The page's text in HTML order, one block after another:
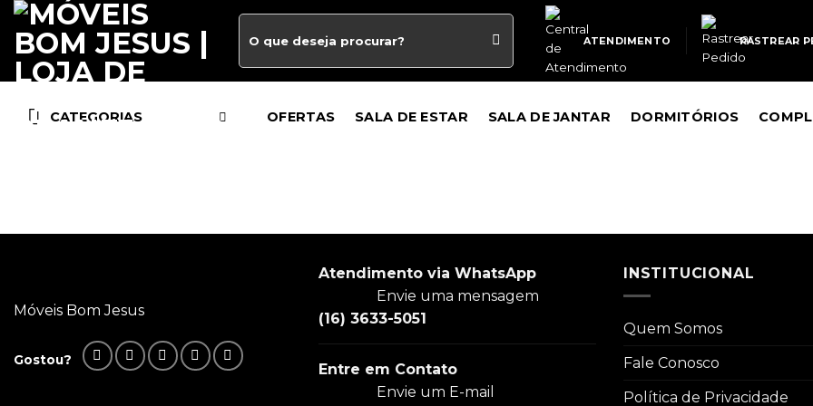
ATENDIMENTO RASTREAR
CATEGORIAS OFERTAS SALA DE ESTAR SALA DE JANTAR DORMITÓRIOS
Móveis Bom Jesus
Gostou?
Atendimento via WhatsApp
Envie uma mensagem
(16) 3633-5051
Entre em Contato
Envie um E-mail
INSTITUCIONAL
Quem Somos
Fale Conosco
Política de Privacidade